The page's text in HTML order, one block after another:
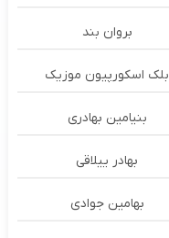
بروان بند
بلک اسکورپیون موزیک
بنیامین بهادری
بهادر ییلاقی
بهامین جوادی